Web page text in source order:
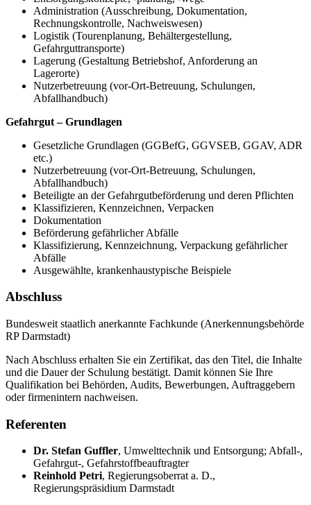
Administration (Ausschreibung, Dokumentation,
Rechnungskontrolle, Nachweiswesen)
Logistik (Tourenplanung, Behältergestellung,
Gefahrguttransporte)
Lagerung (Gestaltung Betriebshof, Anforderung an
Lagerorte)
Nutzerbetreuung (vor-Ort-Betreuung, Schulungen,
Abfallhandbuch)
Gefahrgut – Grundlagen
Gesetzliche Grundlagen (GGBefG, GGVSEB, GGAV, ADR
etc.)
Nutzerbetreuung (vor-Ort-Betreuung, Schulungen,
Abfallhandbuch)
Beteiligte an der Gefahrgutbeförderung und deren Pflichten
Klassifizieren, Kennzeichnen, Verpacken
Dokumentation
Beförderung gefährlicher Abfälle
Klassifizierung, Kennzeichnung, Verpackung gefährlicher
Abfälle
Ausgewählte, krankenhaustypische Beispiele
Abschluss
Bundesweit staatlich anerkannte Fachkunde (Anerkennungsbehörde
RP Darmstadt)
Nach Abschluss erhalten Sie ein Zertifikat, das den Titel, die Inhalte
und die Dauer der Schulung bestätigt. Damit können Sie Ihre
Qualifikation bei Behörden, Audits, Bewerbungen, Auftraggebern
oder firmenintern nachweisen.
Referenten
Dr. Stefan Guffler, Umwelttechnik und Entsorgung; Abfall-,
Gefahrgut-, Gefahrstoffbeauftragter
Reinhold Petri, Regierungsoberrat a. D.,
Regierungspräsidium Darmstadt